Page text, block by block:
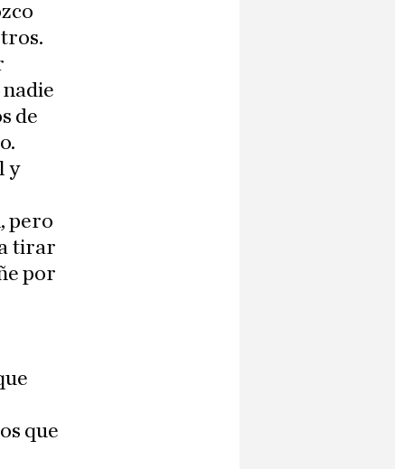
de
y
pero
tirar
por
que